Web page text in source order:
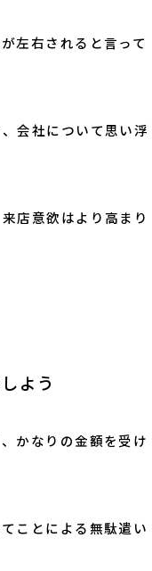
左右されると言って
会社について思い浮
店意欲はより高まり
よう
かなりの金額を受け
ことによる無駄遣い